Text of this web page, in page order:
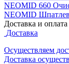
NEOMID 660
NEOMID
Доставка и оплата
Доставка
Осуществляем
Доставка